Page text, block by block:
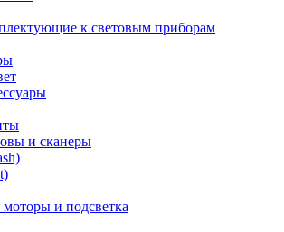
к световым приборам
и сканеры
и подсветка